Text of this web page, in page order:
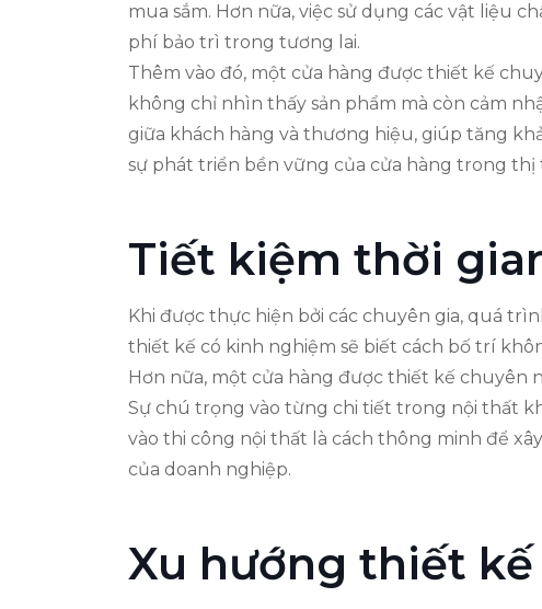
mua sắm. Hơn nữa, việc sử dụng các vật liệu
phí bảo trì trong tương lai.
Thêm vào đó, một cửa hàng được thiết kế
không chỉ nhìn thấy sản phẩm mà còn cảm
giữa khách hàng và thương hiệu, giúp tăng
sự phát triển bền vững của cửa hàng trong thị
Tiết kiệm thời
Khi được thực hiện bởi các chuyên gia, quá
thiết kế có kinh nghiệm sẽ biết cách bố trí
Hơn nữa, một cửa hàng được thiết kế chuyên
Sự chú trọng vào từng chi tiết trong nội thất
vào thi công nội thất là cách thông minh để
của doanh nghiệp.
Xu hướng thiết